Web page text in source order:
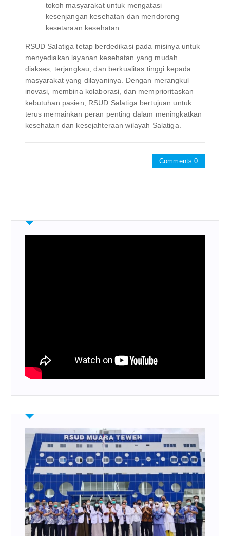
tokoh masyarakat untuk mengatasi
kesenjangan kesehatan dan mendorong
kesetaraan kesehatan.
RSUD Salatiga tetap berdedikasi pada misinya untuk
menyediakan layanan kesehatan yang mudah
diakses, terjangkau, dan berkualitas tinggi kepada
masyarakat yang dilayaninya. Dengan merangkul
inovasi, membina kolaborasi, dan memprioritaskan
kebutuhan pasien, RSUD Salatiga bertujuan untuk
terus memainkan peran penting dalam meningkatkan
kesehatan dan kesejahteraan wilayah Salatiga.
Comments 0